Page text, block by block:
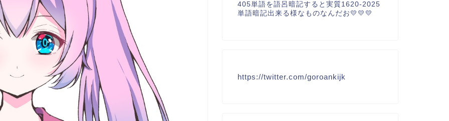
405単語を語呂暗記すると実質1620-2025
単語暗記出来る様なものなんだお💛💛💛
https://twitter.com/goroankijk